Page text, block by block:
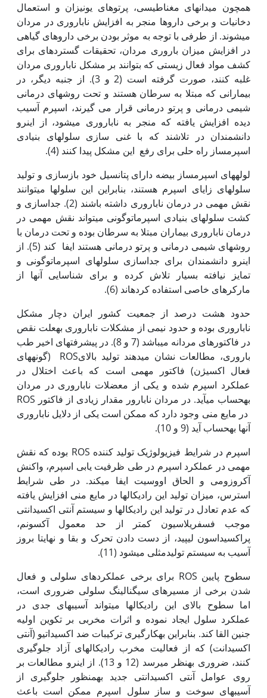
همچون میدان‏های مغناطیسی، پرتوهای یونیزان و استعمال
دخانیات و برخی داروها منجر به افزایش ناباروری در مردان
می‏شوند. از طرفی با توجه به موثر بودن برخی داروهای گیاهی
در افزایش میزان باروری مردان، تحقیقات گسترده‏ای برای
کشف مواد فعال زیستی که بتوانند بر مشکل ناباروری مردان
غلبه کنند، صورت گرفته است (2 و 3). از جنبه دیگر، در
بیمارانی که مبتلا به سرطان هستند و تحت روش‏های درمانی
شیمی درمانی و پرتو درمانی قرار می گیرند، اسپرم آسیب
دیده افزایش یافته که منجر به ناباروری می‏شود، از این‏رو
دانشمندان در تلاشند که با غنی سازی سلول‏های بنیادی
اسپرم‏ساز راه حلی برای رفع این مشکل پیدا کنند (4).
لوله‏های اسپرم‏ساز بیضه دارای پتانسیل خود بازسازی و تولید
سلول‏های زایای اسپرم هستند، بنابراین این سلول‏ها می‏توانند
نقش مهمی در درمان ناباروری داشته باشند (2)‏. جداسازی و
کشت سلول‏های بنیادی اسپرماتوگونی می‏تواند نقش مهمی در
درمان ناباروری بیماران مبتلا به سرطان بوده و تحت درمان با
روش‏های شیمی درمانی و پرتو درمانی هستند ایفا کند (5). از
این‏رو دانشمندان برای جداسازی سلول‏های اسپرماتوگونی و
تمایز نیافته بسیار تلاش کرده و برای شناسایی آن‏ها از
مارکرهای خاصی استفاده کرده‏اند (6).
حدود هشت درصد از جمعیت کشور ایران دچار مشکل
ناباروری بوده و حدود نیمی از مشکلات ناباروری به‏علت نقص
در فاکتورهای مردانه می‏باشد (7 و 8). در پیشرفت‏های اخیر طب
باروری، مطالعات نشان می‏دهند تولید بالایROS (گونه‏های
فعال اکسیژن) فاکتور مهمی است که باعث اختلال در
عملکرد اسپرم شده و یکی از معضلات ناباروری در مردان
به‏حساب می‏آید. در مردان نابارور مقدار زیادی از فاکتور ROS
در مایع منی وجود دارد که ممکن است یکی از دلایل ناباروری
آن‏ها به‏حساب آید (9 و 10).
اسپرم در شرایط فیزیولوژیک تولید کننده ROS بوده که نقش
مهمی در عملکرد اسپرم در طی ظرفیت یابی اسپرم، واکنش
آکروزومی و الحاق اووسیت ایفا می‏کند. در طی شرایط
استرس، میزان تولید این رادیکال‏ها در مایع منی افزایش یافته
که عدم تعادل در تولید این رادیکال‏ها و سیستم آنتی اکسیدانتی
موجب فسفریلاسیون کمتر از حد معمول آکسونم،
پراکسیداسون لیپید، از دست دادن تحرک و بقا و نهایتا بروز
آسیب به سیستم تولیدمثلی می‏شود (11).
سطوح پایین ROS برای برخی عملکردهای سلولی و فعال
شدن برخی از مسیرهای سیگنالینگ سلولی ضروری است،
اما سطوح بالای این رادیکال‏ها می‏تواند آسیب‏های جدی در
عملکرد سلول ایجاد نموده و اثرات مخربی بر تکوین اولیه
جنین القا کند. بنابراین به‏کارگیری ترکیبات ضد اکسیداتیو (آنتی
اکسیدانت) که از فعالیت مخرب رادیکال‏های آزاد جلوگیری
کنند، ضروری به‏نظر می‏رسد (12 و 13). از این‏رو مطالعات بر
روی عوامل آنتی اکسیدانتی جدید به‏منظور جلوگیری از
آسیب‏های سوخت و ساز سلول اسپرم ممکن است باعث